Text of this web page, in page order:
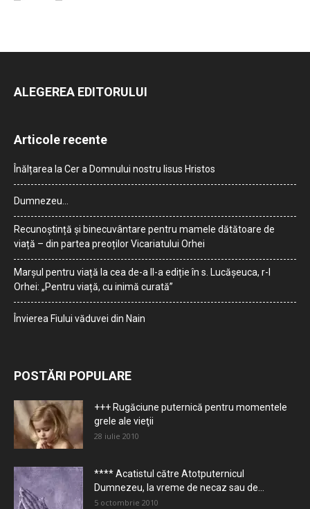
ALEGEREA EDITORULUI
Articole recente
Înălțarea la Cer a Domnului nostru Iisus Hristos
Dumnezeu…
Recunoștință și binecuvântare pentru mamele dătătoare de
viață – din partea preoților Vicariatului Orhei
Marșul pentru viață la cea de-a II-a ediție în s. Lucășeuca, r-l
Orhei: „Pentru viață, cu inimă curată”
Învierea Fiului văduvei din Nain
POSTĂRI POPULARE
+++ Rugăciune puternică pentru momentele
grele ale vieţii
28 iulie 2010
**** Acatistul către Atotputernicul
Dumnezeu, la vreme de necaz sau de...
5 octombrie 2010